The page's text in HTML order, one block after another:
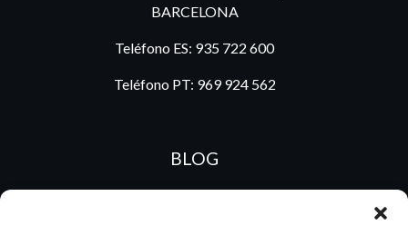
BARCELONA
Teléfono ES: 935 722 600
Teléfono PT: 969 924 562
BLOG